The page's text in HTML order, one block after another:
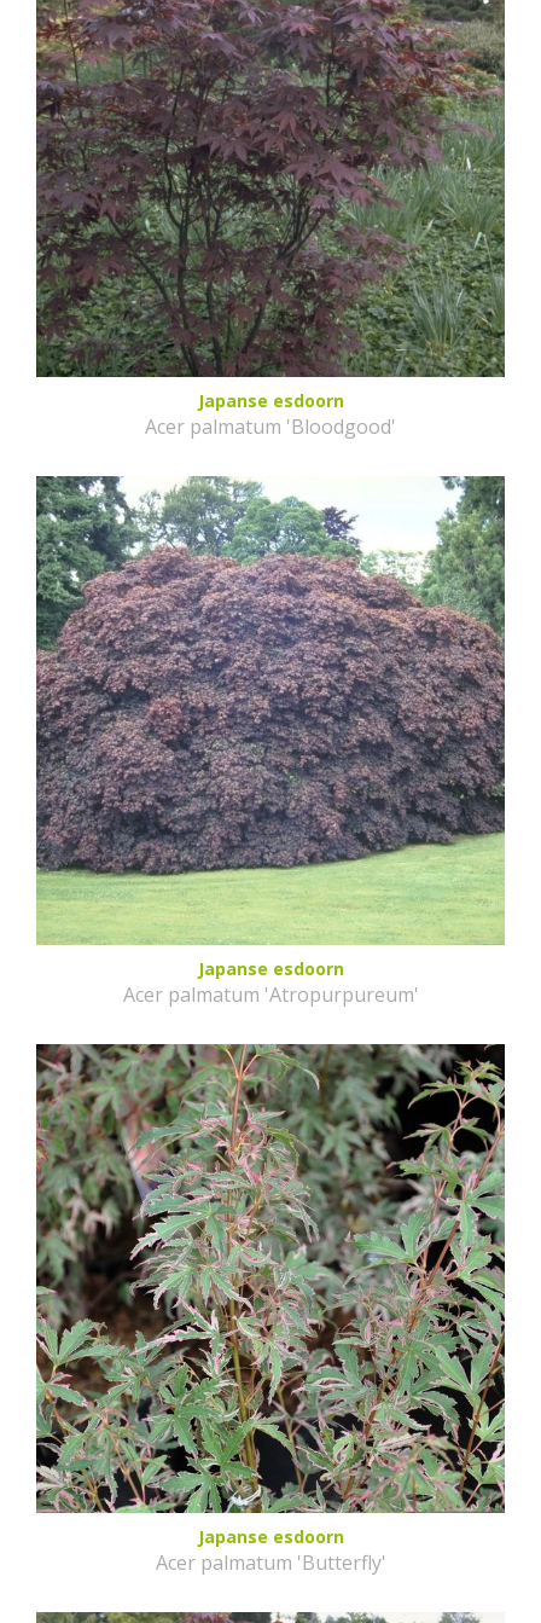
Japanse esdoorn
Acer palmatum 'Bloodgood'
Japanse esdoorn
Acer palmatum 'Atropurpureum'
Japanse esdoorn
Acer palmatum 'Butterfly'